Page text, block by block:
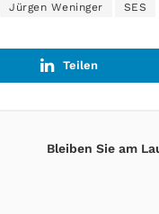
Jürgen Weninger SES
Teilen
Bleiben Sie am